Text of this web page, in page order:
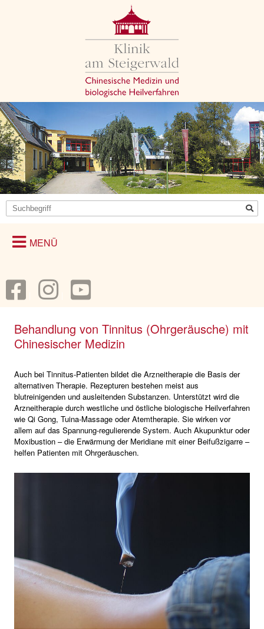
Behandlung von Tinnitus (Ohrgeräusche) mit
Chinesischer Medizin
Auch bei Tinnitus-Patienten bildet die Arzneitherapie die Basis der
alternativen Therapie. Rezepturen bestehen meist aus
blutreinigenden und ausleitenden Substanzen. Unterstützt wird die
Arzneitherapie durch westliche und östliche biologische Heilverfahren
wie Qi Gong, Tuina-Massage oder Atemtherapie. Sie wirken vor
allem auf das Spannung-regulierende System. Auch Akupunktur oder
Moxibustion – die Erwärmung der Meridiane mit einer Beifußzigarre –
helfen Patienten mit Ohrgeräuschen.